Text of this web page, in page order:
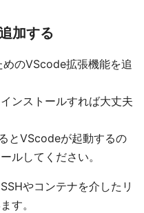
加する
のVScode拡張機能を追
ンストールすれば大丈夫
とVScodeが起動するの
ルしてください。
やコンテナを介したリ
す。